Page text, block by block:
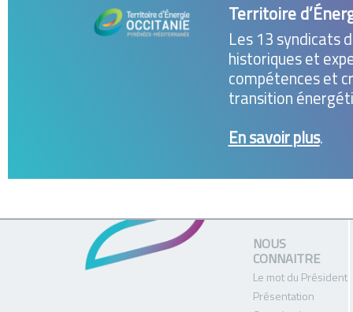
Territoire
Les 13 syndicats
historiques et
compétences et
transition
En savoir plus.
NOUS
CONNAITRE
Le mot du Président
Présentation